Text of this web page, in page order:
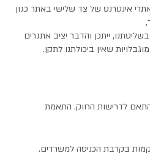
אינטרנט של צד שלישי באתר כגון
ייתכן והדבר יציב אתגרים
שאין ביכולתנו לתקן.
לדרישות החוק. התאמת
בקרבת הכניסה למשרדים.